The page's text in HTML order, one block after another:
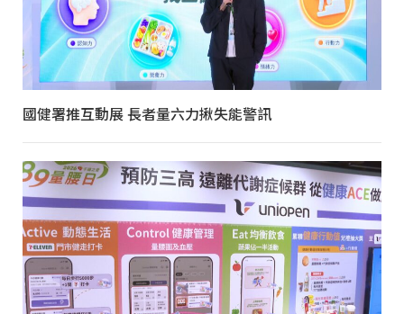
國健署推互動展 長者量六力揪失能警訊